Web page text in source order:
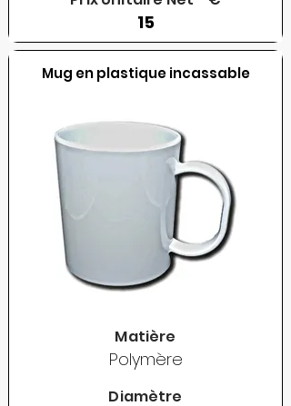
15
Mug en plastique incassable
Matière
Polymère
Diamètre